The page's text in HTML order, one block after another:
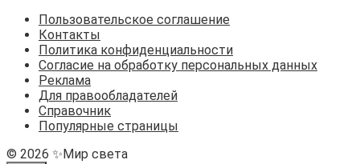
Пользовательское соглашение
Контакты
Политика конфиденциальности
Согласие на обработку персональных данных
Реклама
Для правообладателей
Справочник
Популярные страницы
© 2026 ✨Мир света